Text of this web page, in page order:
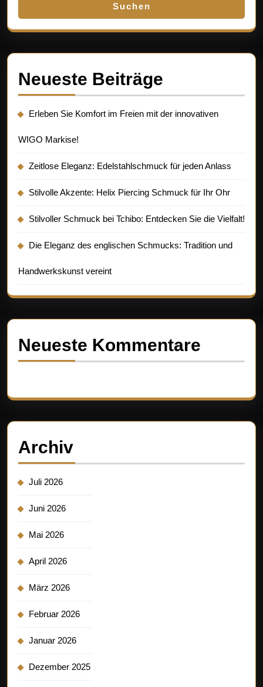
Suchen
Neueste Beiträge
Erleben Sie Komfort im Freien mit der innovativen
WIGO Markise!
Zeitlose Eleganz: Edelstahlschmuck für jeden Anlass
Stilvolle Akzente: Helix Piercing Schmuck für Ihr Ohr
Stilvoller Schmuck bei Tchibo: Entdecken Sie die Vielfalt!
Die Eleganz des englischen Schmucks: Tradition und
Handwerkskunst vereint
Neueste Kommentare
Archiv
Juli 2026
Juni 2026
Mai 2026
April 2026
März 2026
Februar 2026
Januar 2026
Dezember 2025